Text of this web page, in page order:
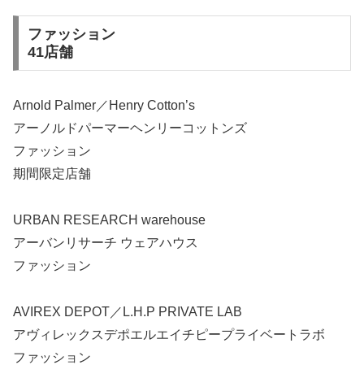
ファッション
41店舗
Arnold Palmer／Henry Cotton’s
アーノルドパーマーヘンリーコットンズ
ファッション
期間限定店舗
URBAN RESEARCH warehouse
アーバンリサーチ ウェアハウス
ファッション
AVIREX DEPOT／L.H.P PRIVATE LAB
アヴィレックスデポエルエイチピープライベートラボ
ファッション